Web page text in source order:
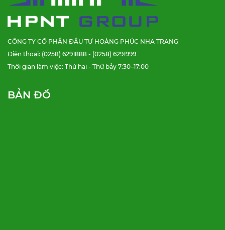
CÔNG TY CỔ PHẦN ĐẦU TƯ HOÀNG PHÚC NHA TRANG
Điện thoại: (0258) 6291888 - (0258) 6291999
Thời gian làm việc: Thứ hai - Thứ bảy 7:30–17:00
BẢN ĐỒ